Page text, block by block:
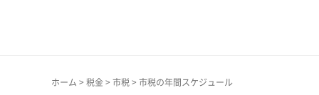
ホーム > 税金> 市税> 市税の年間スケジュール